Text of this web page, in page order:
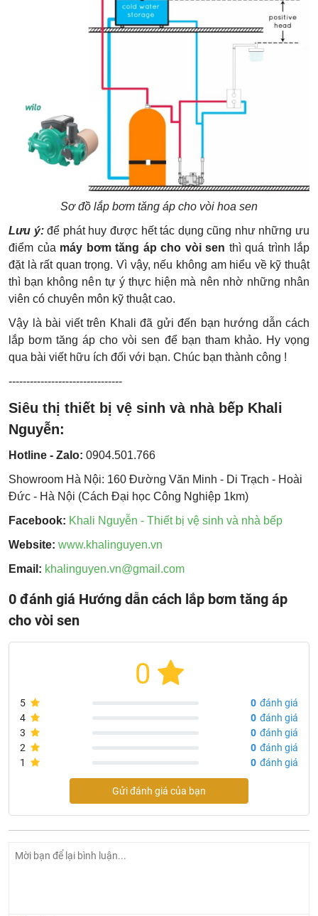
Sơ đồ lắp bơm tăng áp cho vòi hoa sen
Lưu ý:để phát huy được hết tác dụng cũng như những ưu
điểm của máy bơm tăng áp cho vòi sen thì quá trình lắp
đặt là rất quan trọng. Vì vậy, nếu không am hiểu về kỹ thuật
thì bạn không nên tự ý thực hiện mà nên nhờ những nhân
viên có chuyên môn kỹ thuật cao.
Vậy là bài viết trên Khali đã gửi đến bạn hướng dẫn cách
lắp bơm tăng áp cho vòi sen để bạn tham khảo. Hy vọng
qua bài viết hữu ích đối với bạn. Chúc bạn thành công !
--------------------------------
Siêu thị thiết bị vệ sinh và nhà bếp Khali
Nguyễn:
Hotline - Zalo: 0904.501.766
Showroom Hà Nội: 160 Đường Văn Minh - Di Trạch - Hoài
Đức - Hà Nội (Cách Đại học Công Nghiệp 1km)
Facebook: Khali Nguyễn - Thiết bị vệ sinh và nhà bếp
Website: www.khalinguyen.vn
Email: khalinguyen.vn@gmail.com
0 đánh giá Hướng dẫn cách lắp bơm tăng áp
cho vòi sen
0
5 0 đánh giá
4
0 đánh giá
3
0 đánh giá
2
0 đánh giá
1
0 đánh giá
Gửi đánh giá của bạn